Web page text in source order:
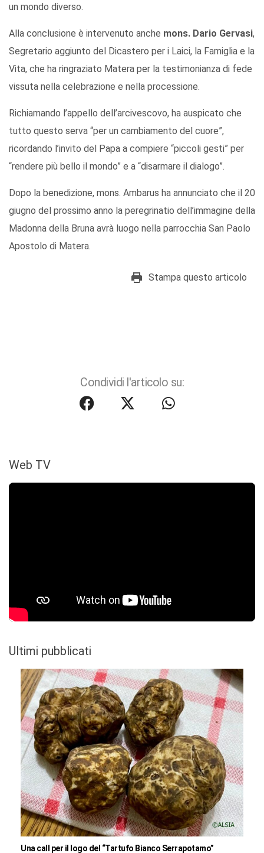
un mondo diverso.
Alla conclusione è intervenuto anche mons. Dario Gervasi,
Segretario aggiunto del Dicastero per i Laici, la Famiglia e la
Vita, che ha ringraziato Matera per la testimonianza di fede
vissuta nella celebrazione e nella processione.
Richiamando l’appello dell’arcivescovo, ha auspicato che
tutto questo serva “per un cambiamento del cuore”,
ricordando l’invito del Papa a compiere “piccoli gesti” per
“rendere più bello il mondo” e a “disarmare il dialogo”.
Dopo la benedizione, mons. Ambarus ha annunciato che il 20
giugno del prossimo anno la peregrinatio dell’immagine della
Madonna della Bruna avrà luogo nella parrocchia San Paolo
Apostolo di Matera.
Stampa questo articolo
Condividi l'articolo su:
Web TV
Ultimi pubblicati
Una call per il logo del “Tartufo Bianco Serrapotamo”